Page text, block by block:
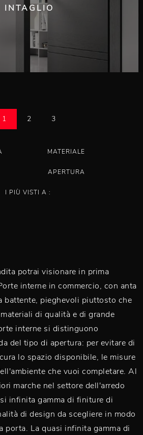
INTAGLIO
1 2 3
MATERIALE
APERTURA
I PIÙ VISTI A :
potrai visionare in prima
interne in commercio, con anta
battente, pieghevoli piuttosto che
di qualità e di grande
interne si distinguono
del tipo di apertura: per evitare di
lo spazio disponibile, le misure
che vuoi completare. Al
marche nel settore dell'arredo
infinita gamma di finiture di
di design da scegliere in modo
porta. La quasi infinita gamma di